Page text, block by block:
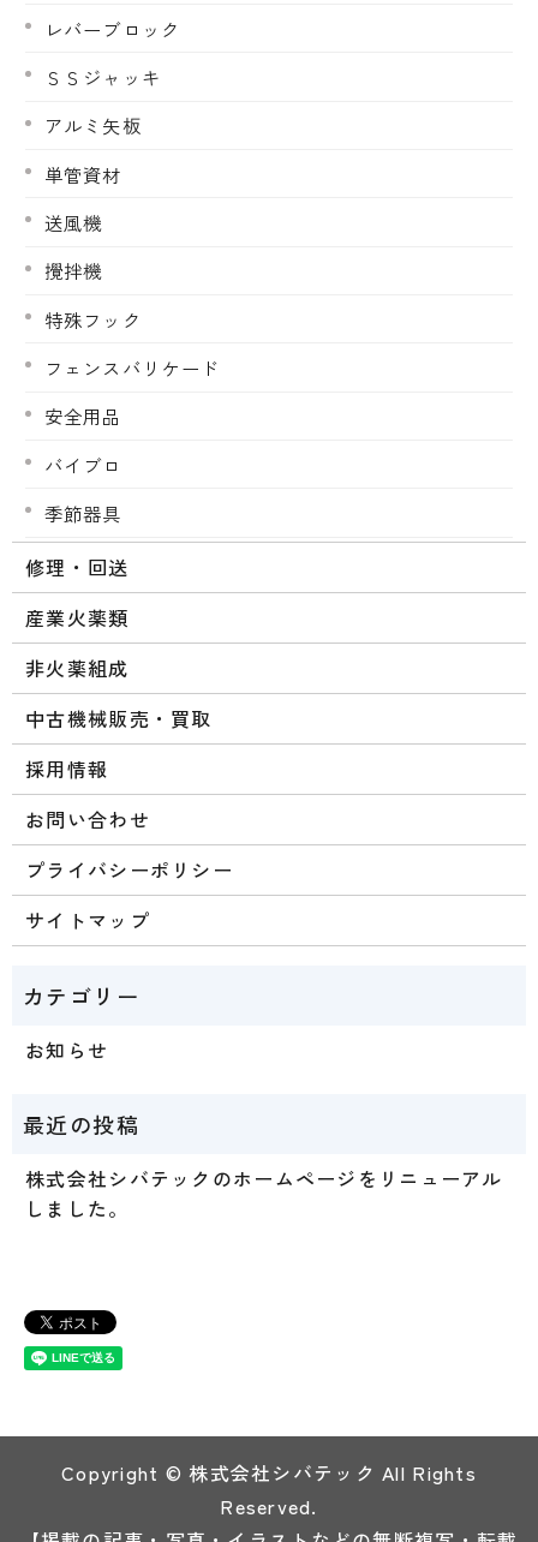
レバーブロック
ＳＳジャッキ
アルミ矢板
単管資材
送風機
攪拌機
特殊フック
フェンスバリケード
安全用品
バイブロ
季節器具
修理・回送
産業火薬類
非火薬組成
中古機械販売・買取
採用情報
お問い合わせ
プライバシーポリシー
サイトマップ
お知らせ
株式会社シバテックのホームページをリニューアル
しました。
Copyright © 株式会社シバテック All Rights
Reserved.